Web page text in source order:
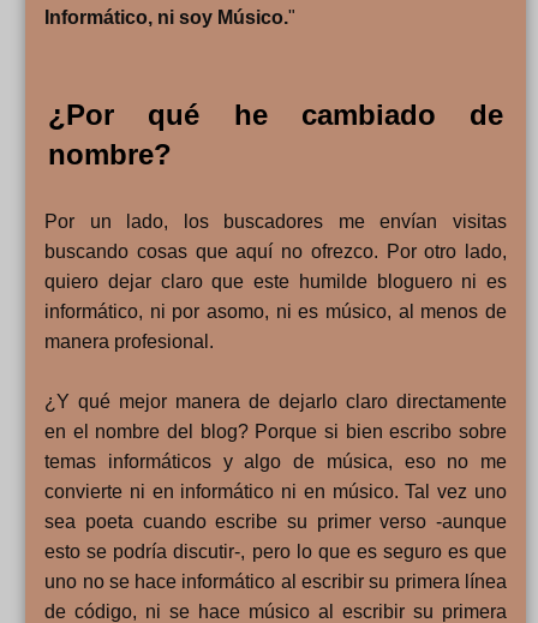
Informático, ni soy Músico."
¿Por qué he cambiado de
nombre?
Por un lado, los buscadores me envían visitas
buscando cosas que aquí no ofrezco. Por otro lado,
quiero dejar claro que este humilde bloguero ni es
informático, ni por asomo, ni es músico, al menos de
manera profesional.
¿Y qué mejor manera de dejarlo claro directamente
en el nombre del blog? Porque si bien escribo sobre
temas informáticos y algo de música, eso no me
convierte ni en informático ni en músico. Tal vez uno
sea poeta cuando escribe su primer verso -aunque
esto se podría discutir-, pero lo que es seguro es que
uno no se hace informático al escribir su primera línea
de código, ni se hace músico al escribir su primera